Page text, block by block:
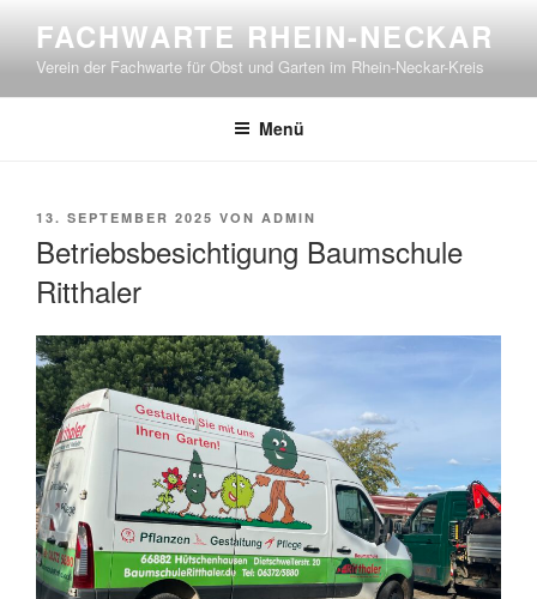
springen
FACHWARTE RHEIN-NECKAR
Verein der Fachwarte für Obst und Garten im Rhein-Neckar-Kreis
Menü
VERÖFFENTLICHT
13. SEPTEMBER 2025 VON ADMIN
Betriebsbesichtigung Baumschule
Ritthaler